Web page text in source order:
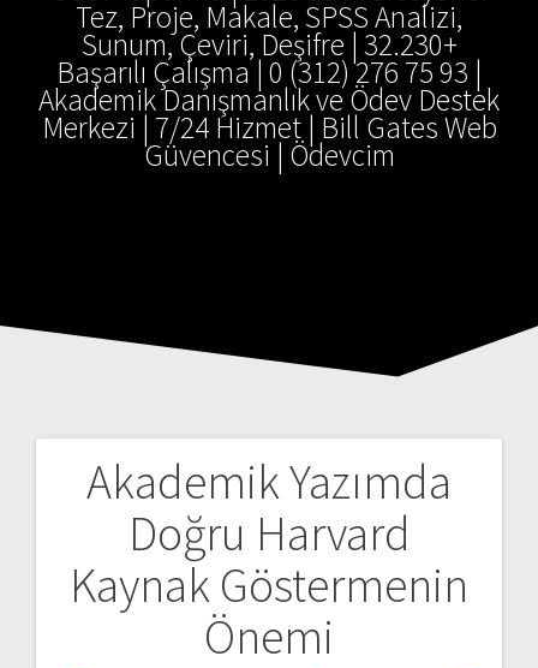
Tez, Proje, Makale, SPSS Analizi,
Sunum, Çeviri, Deşifre | 32.230+
Başarılı Çalışma | 0 (312) 276 75 93 |
Akademik Danışmanlık ve Ödev Destek
Merkezi | 7/24 Hizmet | Bill Gates Web
Güvencesi | Ödevcim
Akademik Yazımda
Doğru Harvard
Kaynak Göstermenin
Önemi
Yazı
gezinmesi